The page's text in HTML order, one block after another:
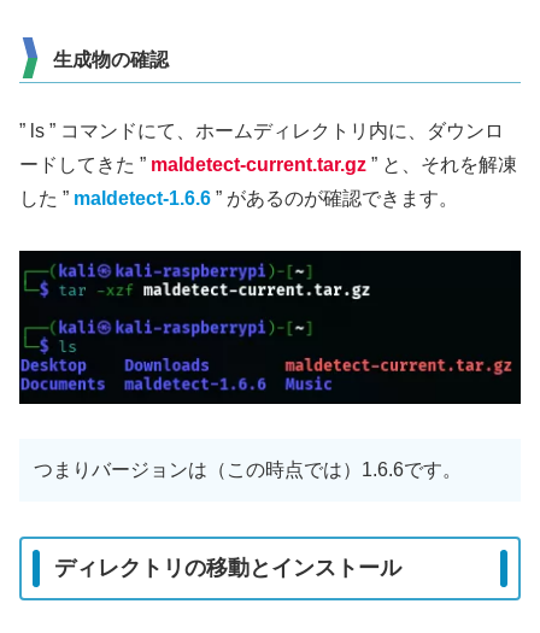
生成物の確認
” ls ” コマンドにて、ホームディレクトリ内に、ダウンロ
ードしてきた ” maldetect-current.tar.gz ” と、それを解凍
した ” maldetect-1.6.6 ” があるのが確認できます。
つまりバージョンは（この時点では）1.6.6です。
ディレクトリの移動とインストール